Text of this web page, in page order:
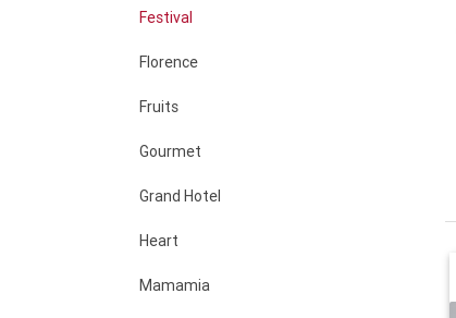
Festival
Florence
Fruits
Gourmet
Grand Hotel
Heart
Mamamia